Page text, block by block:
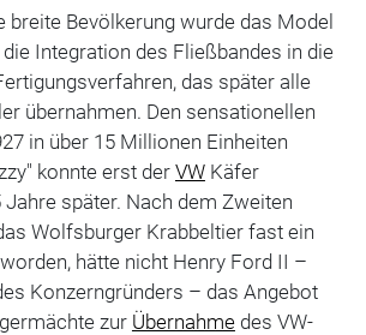
breite Bevölkerung wurde das Model
Integration des Fließbandes in die
das später alle
übernahmen. Den sensationellen
in über 15 Millionen Einheiten
konnte erst der VWKäfer
später. Nach dem Zweiten
Wolfsburger Krabbeltier fast ein
hätte nicht Henry Ford II –
Konzerngründers – das Angebot
zur Übernahmedes VW-